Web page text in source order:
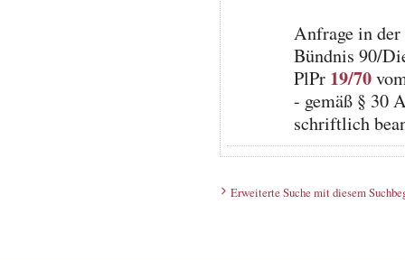
Anfrage in
Bündnis 90/
PlPr 19/70
- gemäß § 30
schriftlich
Erweiterte Suche mit diesem